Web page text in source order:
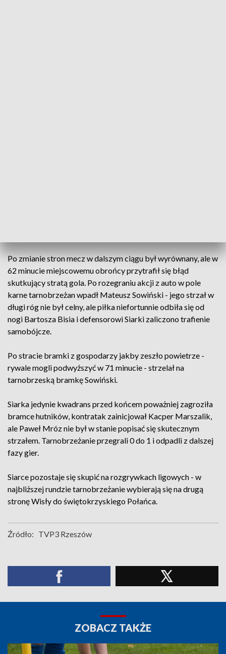
Po zmianie stron mecz w dalszym ciągu był wyrównany, ale w
62 minucie miejscowemu obrońcy przytrafił się błąd
skutkujący stratą gola. Po rozegraniu akcji z auto w pole
karne tarnobrzeżan wpadł Mateusz Sowiński - jego strzał w
długi róg nie był celny, ale piłka niefortunnie odbiła się od
nogi Bartosza Bisia i defensorowi Siarki zaliczono trafienie
samobójcze.
Po stracie bramki z gospodarzy jakby zeszło powietrze -
rywale mogli podwyższyć w 71 minucie - strzelał na
tarnobrzeską bramkę Sowiński.
Siarka jedynie kwadrans przed końcem poważniej zagroziła
bramce hutników, kontratak zainicjował Kacper Marszalik,
ale Paweł Mróz nie był w stanie popisać się skutecznym
strzałem. Tarnobrzeżanie przegrali 0 do 1 i odpadli z dalszej
fazy gier.
Siarce pozostaje się skupić na rozgrywkach ligowych - w
najbliższej rundzie tarnobrzeżanie wybierają się na drugą
stronę Wisły do świętokrzyskiego Połańca.
Źródło: TVP3 Rzeszów
ZOBACZ TAKŻE